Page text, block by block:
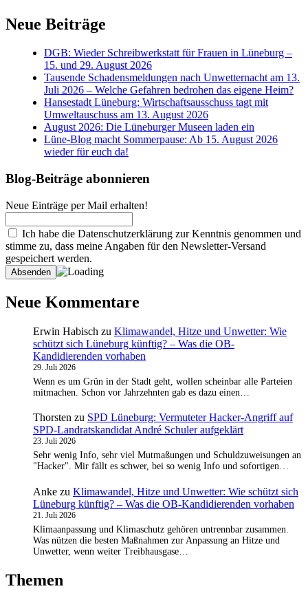
Neue Beiträge
DGB: Wieder Schreibwerkstatt für Frauen in Lüneburg –
15. und 29. August 2026
Tausende Schadensmeldungen nach Unwetternacht am 13.
Juli 2026 – Welche Gefahren bedrohen das eigene Heim?
Hansestadt Lüneburg: Wirtschaftsausschuss tagt mit
Umweltauschuss am 13. August 2026
August 2026: Die Lüneburger Museen laden ein
Lüne-Blog macht Sommerpause: Ab 15. August 2026
wieder für euch da!
Blog-Beiträge abonnieren
Neue Einträge per Mail erhalten!
Ich habe die Datenschutzerklärung zur Kenntnis genommen und
stimme zu, dass meine Angaben für den Newsletter-Versand
gespeichert werden.
Neue Kommentare
Erwin Habisch zu Klimawandel, Hitze und Unwetter: Wie
schützt sich Lüneburg künftig? – Was die OB-
Kandidierenden vorhaben
29. Juli 2026
Wenn es um Grün in der Stadt geht, wollen scheinbar alle Parteien
mitmachen. Schon vor Jahrzehnten gab es dazu einen…
Thorsten zu SPD Lüneburg: Vermuteter Hacker-Angriff auf
SPD-Landratskandidat André Schuler aufgeklärt
23. Juli 2026
Sehr wenig Info, sehr viel Mutmaßungen und Schuldzuweisungen an
"Hacker". Mir fällt es schwer, bei so wenig Info und sofortigen…
Anke zu Klimawandel, Hitze und Unwetter: Wie schützt sich
Lüneburg künftig? – Was die OB-Kandidierenden vorhaben
21. Juli 2026
Klimaanpassung und Klimaschutz gehören untrennbar zusammen.
Was nützen die besten Maßnahmen zur Anpassung an Hitze und
Unwetter, wenn weiter Treibhausgase…
Themen